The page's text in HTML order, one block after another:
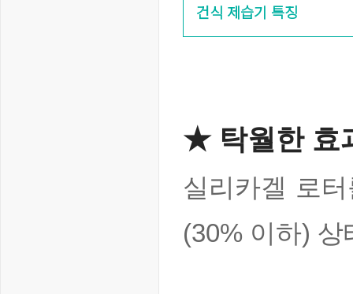
건식 제습기 특징
★ 탁월한 효
실리카겔 로
(30% 이하)